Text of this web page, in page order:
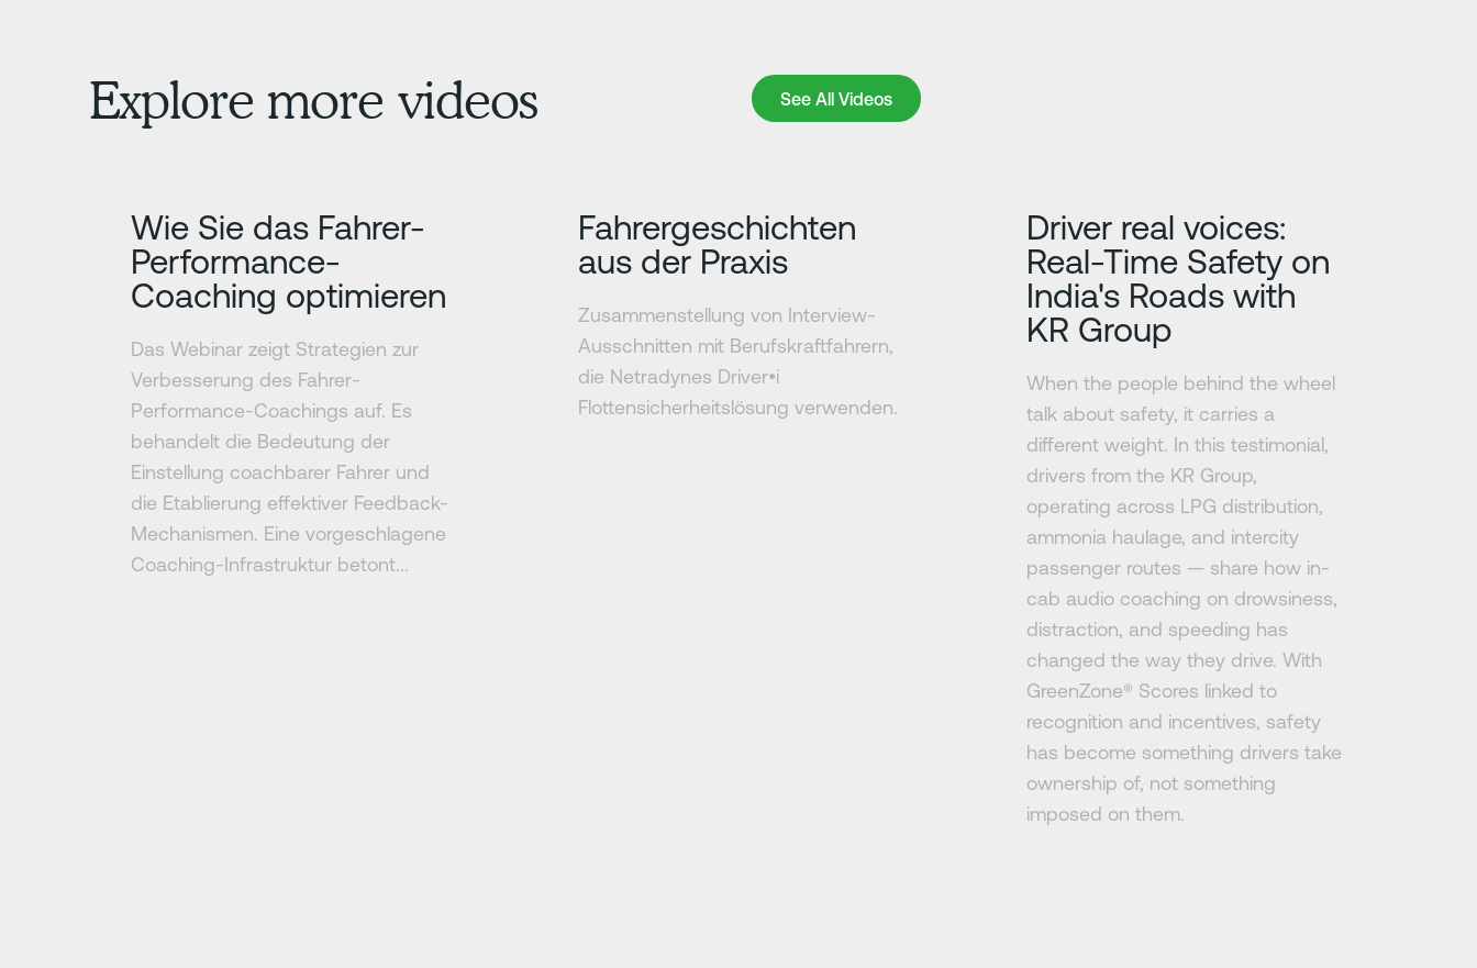
Explore more videos See All Videos
See All Videos
Wie Sie das Fahrer-
Performance-
Coaching optimieren
Das Webinar zeigt Strategien zur
Verbesserung des Fahrer-
Performance-Coachings auf. Es
behandelt die Bedeutung der
Einstellung coachbarer Fahrer und
die Etablierung effektiver Feedback-
Mechanismen. Eine vorgeschlagene
Coaching-Infrastruktur betont...
Fahrergeschichten
aus der Praxis
Zusammenstellung von Interview-
Ausschnitten mit Berufskraftfahrern,
die Netradynes Driver•i
Flottensicherheitslösung verwenden.
Driver real voices:
Real-Time Safety on
India's Roads with
KR Group
When the people behind the wheel
talk about safety, it carries a
different weight. In this testimonial,
drivers from the KR Group,
operating across LPG distribution,
ammonia haulage, and intercity
passenger routes — share how in-
cab audio coaching on drowsiness,
distraction, and speeding has
changed the way they drive. With
GreenZone®️ Scores linked to
recognition and incentives, safety
has become something drivers take
ownership of, not something
imposed on them.